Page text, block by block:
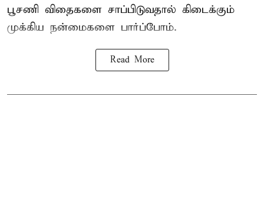
பூசணி விதைகளை சாப்பிடுவதால் கிடைக்கும்
முக்கிய நன்மைகளை பார்ப்போம்.
Read More